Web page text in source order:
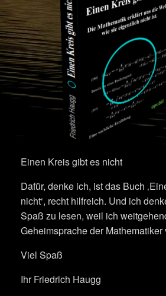
Einen Kreis gibt es nicht
Dafür, denke ich, ist das Buch
nicht‘, recht hilfreich. Und ich
Spaß zu lesen, weil ich
Geheimsprache der Mathematiker
Viel Spaß
Ihr Friedrich Haugg